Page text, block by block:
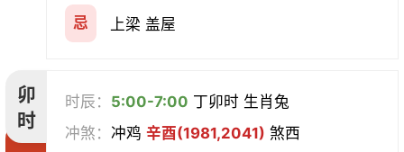
忌 上梁 盖屋
卯
时
时辰： 5:00-7:00 丁卯时 生肖兔
冲煞：冲鸡辛酉(1981,2041) 煞西